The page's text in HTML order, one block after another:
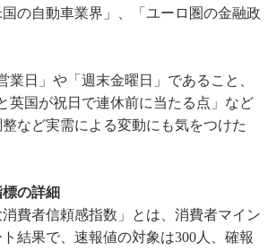
の自動車業界」、「ユーロ圏の金融政
業日」や「週末金曜日」であること、
英国が祝日で連休前に当たる点」など
など実需による変動にも気をつけた
の詳細
消費者信頼感指数」とは、消費者マイン
結果で、速報値の対象は300人、確報